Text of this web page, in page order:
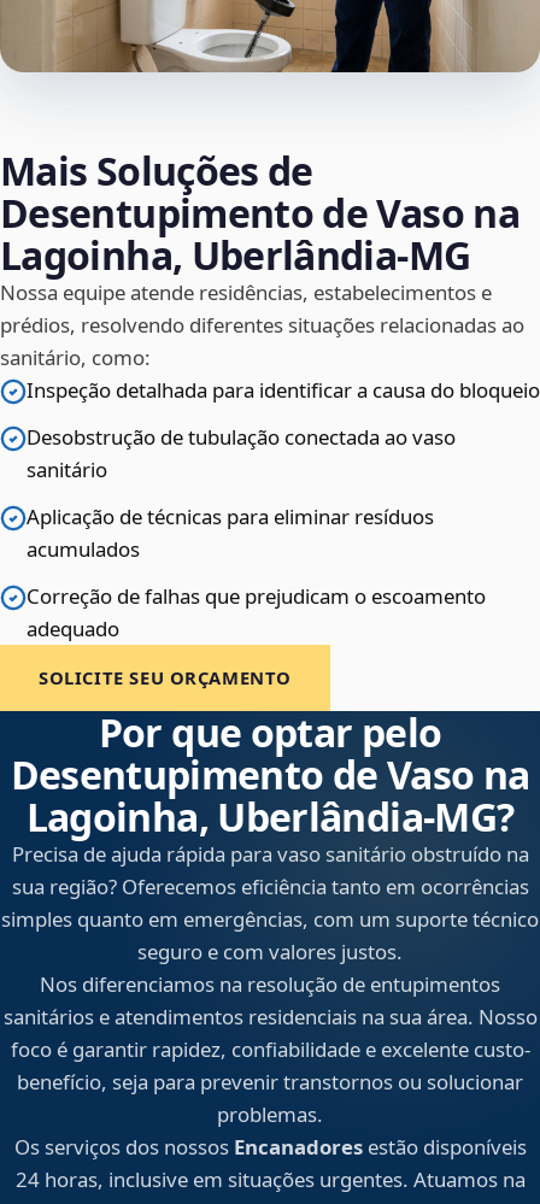
Mais Soluções de
Desentupimento de Vaso na
Lagoinha, Uberlândia‑MG
Nossa equipe atende residências, estabelecimentos e
prédios, resolvendo diferentes situações relacionadas ao
sanitário, como:
Inspeção detalhada para identificar a causa do bloqueio
Desobstrução de tubulação conectada ao vaso
sanitário
Aplicação de técnicas para eliminar resíduos
acumulados
Correção de falhas que prejudicam o escoamento
adequado
SOLICITE SEU ORÇAMENTO
Por que optar pelo
Desentupimento de Vaso na
Lagoinha, Uberlândia‑MG?
Precisa de ajuda rápida para vaso sanitário obstruído na
sua região? Oferecemos eficiência tanto em ocorrências
simples quanto em emergências, com um suporte técnico
seguro e com valores justos.
Nos diferenciamos na resolução de entupimentos
sanitários e atendimentos residenciais na sua área. Nosso
foco é garantir rapidez, confiabilidade e excelente custo-
benefício, seja para prevenir transtornos ou solucionar
problemas.
Os serviços dos nossos Encanadoresestão disponíveis
24 horas, inclusive em situações urgentes. Atuamos na